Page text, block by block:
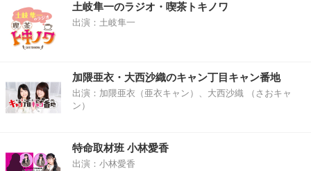
土岐隼一のラジオ・喫茶トキノワ
出演：土岐隼一
加隈亜衣・大西沙織のキャン丁目キャン番地
出演：加隈亜衣（亜衣キャン）、大西沙織 （さおキャ
ン）
特命取材班 小林愛香
出演：小林愛香